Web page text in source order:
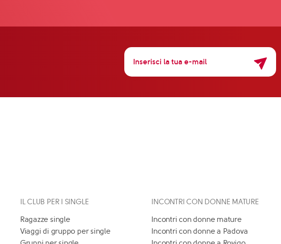
IL CLUB PER I SINGLE
Ragazze single
Viaggi di gruppo per single
INCONTRI CON DONNE MATURE
Incontri con donne mature
Incontri con donne a Padova